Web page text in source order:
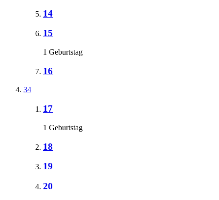
14
15
1 Geburtstag
16
34
17
1 Geburtstag
18
19
20